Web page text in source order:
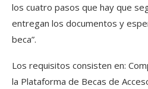
los cuatro pasos que hay que
entregan los documentos y
beca”.
Los requisitos consisten en:
la Plataforma de Becas de